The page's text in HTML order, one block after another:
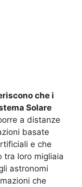
che i
Solare
a distanze
basate
e che
tra loro migliaia
astronomi
che